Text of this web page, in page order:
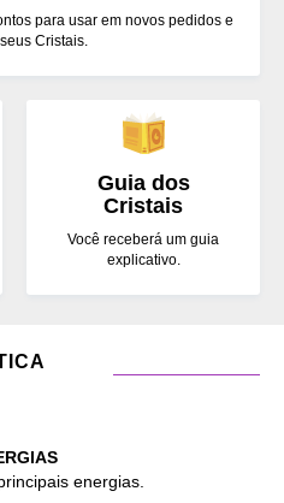
para usar em novos pedidos e
Cristais.
Guia dos
Cristais
Você receberá um guia
explicativo.
energias.